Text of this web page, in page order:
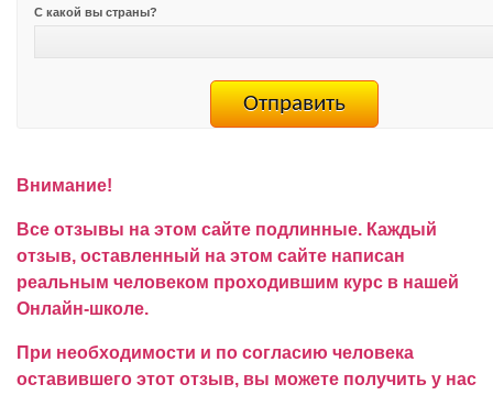
С какой вы страны?
Внимание!
Все отзывы на этом сайте подлинные. Каждый
отзыв, оставленный на этом сайте написан
реальным человеком проходившим курс в нашей
Онлайн-школе.
При необходимости и по согласию человека
оставившего этот отзыв, вы можете получить у нас